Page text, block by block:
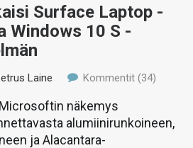
Surface Laptop -
Windows 10 S -
Laine Kommentit (34)
näkemys
alumiinirunkoineen,
ja Alacantara-